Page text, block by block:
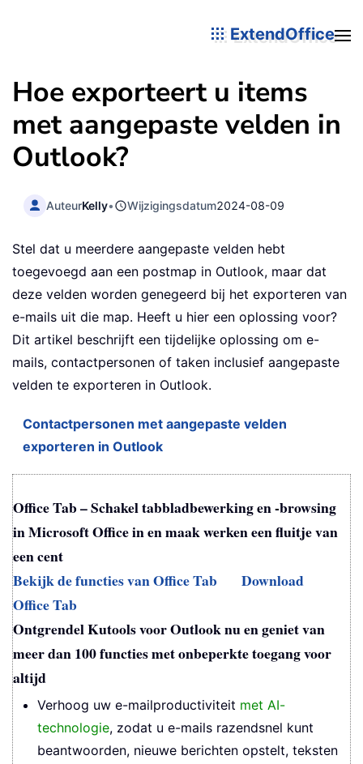
ExtendOffice
Hoe exporteert u items
met aangepaste velden in
Outlook?
AuteurKelly• Wijzigingsdatum2024-08-09
Stel dat u meerdere aangepaste velden hebt
toegevoegd aan een postmap in Outlook, maar dat
deze velden worden genegeerd bij het exporteren van
e-mails uit die map. Heeft u hier een oplossing voor?
Dit artikel beschrijft een tijdelijke oplossing om e-
mails, contactpersonen of taken inclusief aangepaste
velden te exporteren in Outlook.
Contactpersonen met aangepaste velden
exporteren in Outlook
Office Tab – Schakel tabbladbewerking en -browsing
in Microsoft Office in en maak werken een fluitje van
een cent
Bekijk de functies van Office Tab
Download
Office Tab
Ontgrendel Kutools voor Outlook nu en geniet van
meer dan 100 functies met onbeperkte toegang voor
altijd
Verhoog uw e-mailproductiviteit met AI-
technologie, zodat u e-mails razendsnel kunt
beantwoorden, nieuwe berichten opstelt, teksten